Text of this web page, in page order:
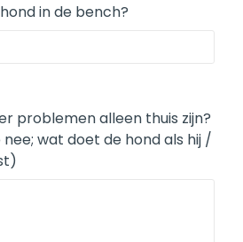
in de bench?
problemen alleen thuis zijn?
nee; wat doet de hond als hij /